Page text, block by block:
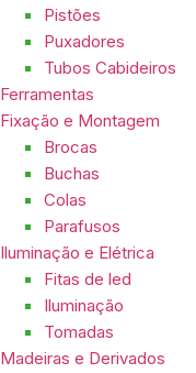
Pistões
Puxadores
Tubos Cabideiros
Ferramentas
Fixação e Montagem
Brocas
Buchas
Colas
Parafusos
Iluminação e Elétrica
Fitas de led
Iluminação
Tomadas
Madeiras e Derivados